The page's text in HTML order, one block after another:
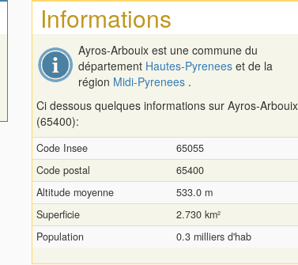
Informations
Ayros-Arbouix est une commune du
département Hautes-Pyrenees et de la
région Midi-Pyrenees .
Ci dessous quelques informations sur Ayros-Arbouix
(65400):
Code Insee
65055
Code postal
65400
Altitude moyenne
533.0 m
Superficie
2.730 km²
Population
0.3 milliers d'hab